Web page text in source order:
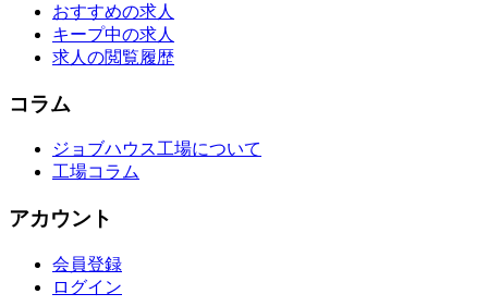
おすすめの求人
キープ中の求人
求人の閲覧履歴
コラム
ジョブハウス工場について
工場コラム
アカウント
会員登録
ログイン